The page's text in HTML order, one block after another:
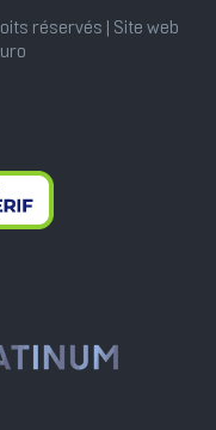
réservés | Site web